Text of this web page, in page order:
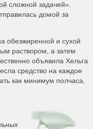
сложной задачей».
домой за
обезжиренной и сухой
раствором, а затем
объявила Хельга
средство на каждое
как минимум полчаса,